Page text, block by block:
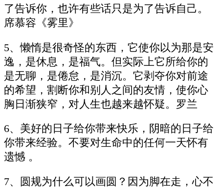
了告诉你，也许有些话只是为了告诉自己。
席慕容《雾里》
5、懒惰是很奇怪的东西，它使你以为那是安
逸，是休息，是福气。但实际上它所给你的
是无聊，是倦怠，是消沉。它剥夺你对前途
的希望，割断你和别人之间的友情，使你心
胸日渐狭窄，对人生也越来越怀疑。罗兰
6、美好的日子给你带来快乐，阴暗的日子给
你带来经验。不要对生命中的任何一天怀有
遗憾 。
7、圆规为什么可以画圆？因为脚在走，心不